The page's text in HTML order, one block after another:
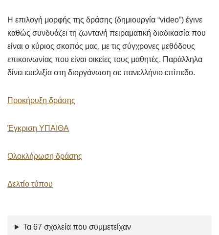
Η επιλογή μορφής της δράσης (δημιουργία “video”) έγινε
καθώς συνδυάζει τη ζωντανή πειραματική διαδικασία που
είναι ο κύριος σκοπός μας, με τις σύγχρονες μεθόδους
επικοινωνίας που είναι οικείες τους μαθητές. Παράλληλα
δίνει ευελιξία στη διοργάνωση σε πανελλήνιο επίπεδο.
Προκήρυξη δράσης
Έγκριση ΥΠΑΙΘΑ
Ολοκλήρωση δράσης
Δελτίο τύπου
Τα 67 σχολεία που συμμετείχαν